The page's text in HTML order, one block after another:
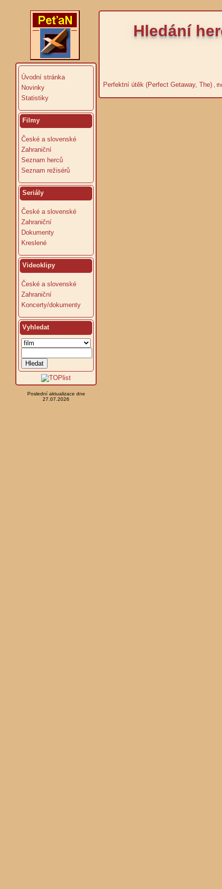
Úvodní stránka
Novinky
Statistiky
Filmy
České a slovenské
Zahraniční
Seznam herců
Seznam režisérů
Seriály
České a slovenské
Zahraniční
Dokumenty
Kreslené
Videoklipy
České a slovenské
Zahraniční
Koncerty/dokumenty
Vyhledat
Poslední aktualizace dne
27.07.2026
Hledání
Perfektní útěk (Perfect Getaway, The) ,